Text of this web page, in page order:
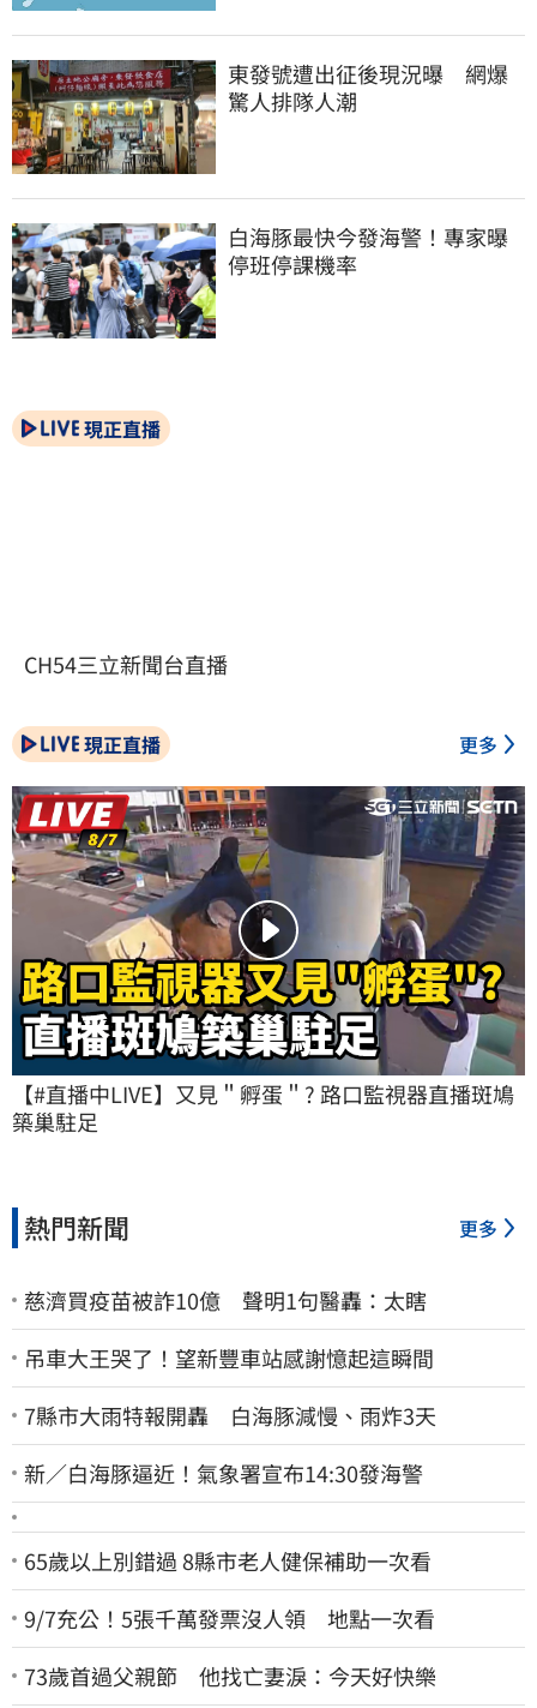
東發號遭出征後現況曝　網爆
驚人排隊人潮
白海豚最快今發海警！專家曝
停班停課機率
現正直播
CH54三立新聞台直播
現正直播 更多
【#直播中LIVE】又見＂孵蛋＂? 路口監視器直播斑鳩
築巢駐足
熱門新聞 更多
慈濟買疫苗被詐10億 聲明1句醫轟：太瞎
吊車大王哭了！望新豐車站感謝憶起這瞬間
7縣市大雨特報開轟 白海豚減慢、雨炸3天
新／白海豚逼近！氣象署宣布14:30發海警
65歲以上別錯過 8縣市老人健保補助一次看
9/7充公！5張千萬發票沒人領 地點一次看
73歲首過父親節 他找亡妻淚：今天好快樂